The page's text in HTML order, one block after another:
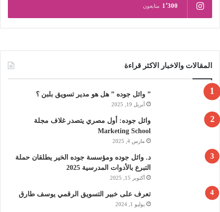
1٬300 متابعون
المقالات والاخبار الاكثر قراءة
” وائل جوده ” هل هو مدير تسويق بلبن ؟
أبريل 19, 2025
وائل جوده: أول مصري يتصدر غلاف مجلة
Marketing School
مارس 4, 2025
د. وائل جوده ومؤسسة جوده الخير يطلقان حملة
التبرع بالأدوات المدرسية 2025
أكتوبر 15, 2025
تعرف على خبير التسويق الرقمي يوسف طارق
يوليو 1, 2024